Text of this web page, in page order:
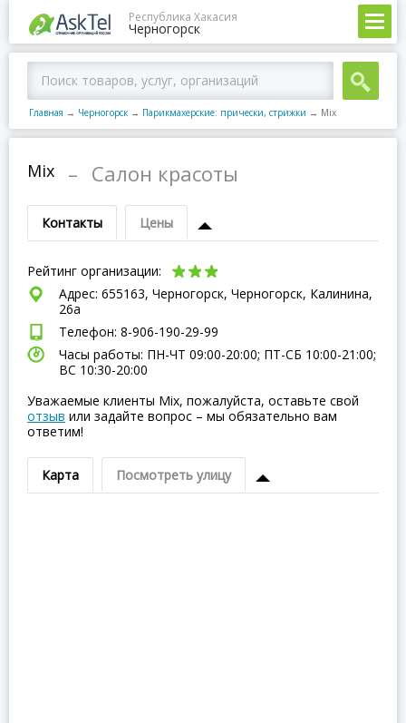
Республика Хакасия
Черногорск
Главная → Черногорск → Парикмахерские: прически, стрижки → Mix
Mix – Салон красоты
Контакты Цены
Рейтинг организации:
Адрес: 655163, Черногорск, Черногорск, Калинина,
26а
Телефон: 8-906-190-29-99
Часы работы: ПН-ЧТ 09:00-20:00; ПТ-СБ 10:00-21:00;
ВC 10:30-20:00
Уважаемые клиенты Mix, пожалуйста, оставьте свой
отзыв или задайте вопрос – мы обязательно вам
ответим!
Карта Посмотреть улицу